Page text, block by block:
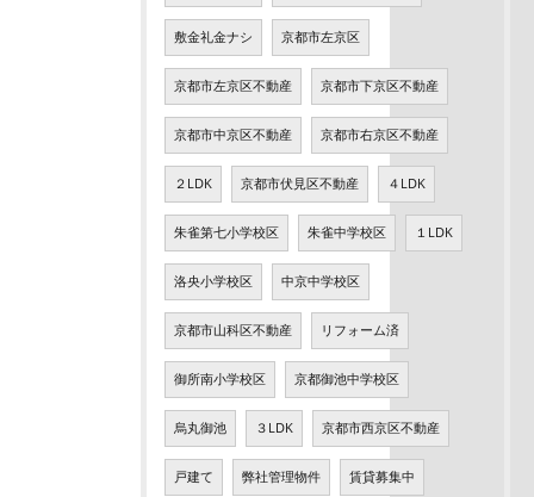
敷金礼金ナシ 京都市左京区
京都市左京区不動産 京都市下京区不動産
京都市中京区不動産 京都市右京区不動産
２LDK 京都市伏見区不動産 ４LDK
朱雀第七小学校区 朱雀中学校区 １LDK
洛央小学校区 中京中学校区
京都市山科区不動産 リフォーム済
御所南小学校区 京都御池中学校区
烏丸御池 ３LDK 京都市西京区不動産
戸建て 弊社管理物件 賃貸募集中